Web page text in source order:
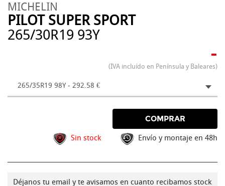
MICHELIN
PILOT SUPER SPORT
265/30R19 93Y
-
(IVA incluído en Península y Baleares)
265/35R19 98Y - 292.58 €
COMPRAR
Sin stock Envío y montaje en 48h
Déjanos tu email y te avisamos en cuanto recibamos stock